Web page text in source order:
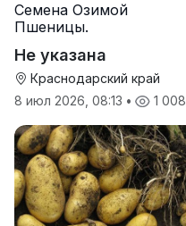
Семена Озимой
Пшеницы.
Не указана
Краснодарский край
8 июл 2026, 08:13 • 1 008